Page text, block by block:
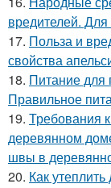
вредителей.
17. Польза и
свойства
18. Питание для
Правильное
19. Требования
деревянном
швы в
20. Как